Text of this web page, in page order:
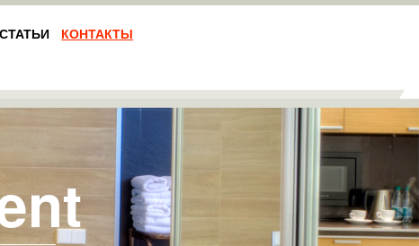
СТАТЬИ КОНТАКТЫ